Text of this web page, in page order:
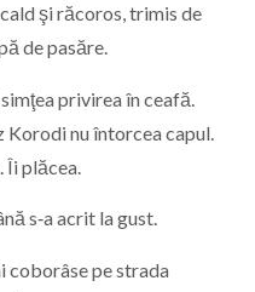
şi răcoros, trimis de
de pasăre.
privirea în ceafă.
Korodi nu întorcea capul.
Îi plăcea.
s‑a acrit la gust.
coborâse pe strada